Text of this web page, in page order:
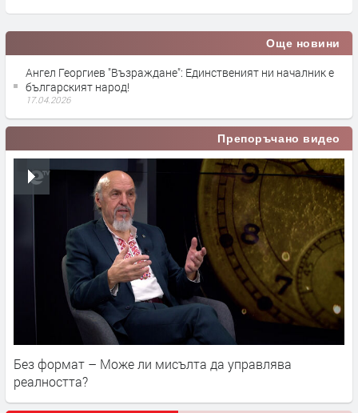
Още новини
Ангел Георгиев "Възраждане": Единственият ни началник е
българският народ!
17.04.2026
Препоръчано видео
Без формат – Може ли мисълта да управлява
реалността?